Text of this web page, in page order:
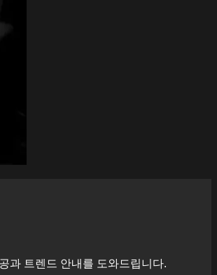
과 트렌드 안내를 도와드립니다.